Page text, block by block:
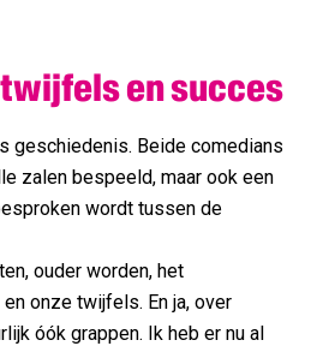
en succes
geschiedenis. Beide comedians
zalen bespeeld, maar ook een
wordt tussen de
ouder worden, het
onze twijfels. En ja, over
óók grappen. Ik heb er nu al